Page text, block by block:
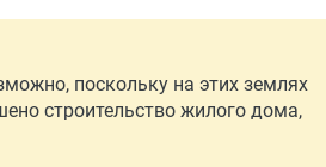
поскольку на этих землях
строительство жилого дома,